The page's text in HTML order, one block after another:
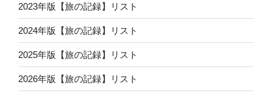
2023年版【旅の記録】リスト
2024年版【旅の記録】リスト
2025年版【旅の記録】リスト
2026年版【旅の記録】リスト